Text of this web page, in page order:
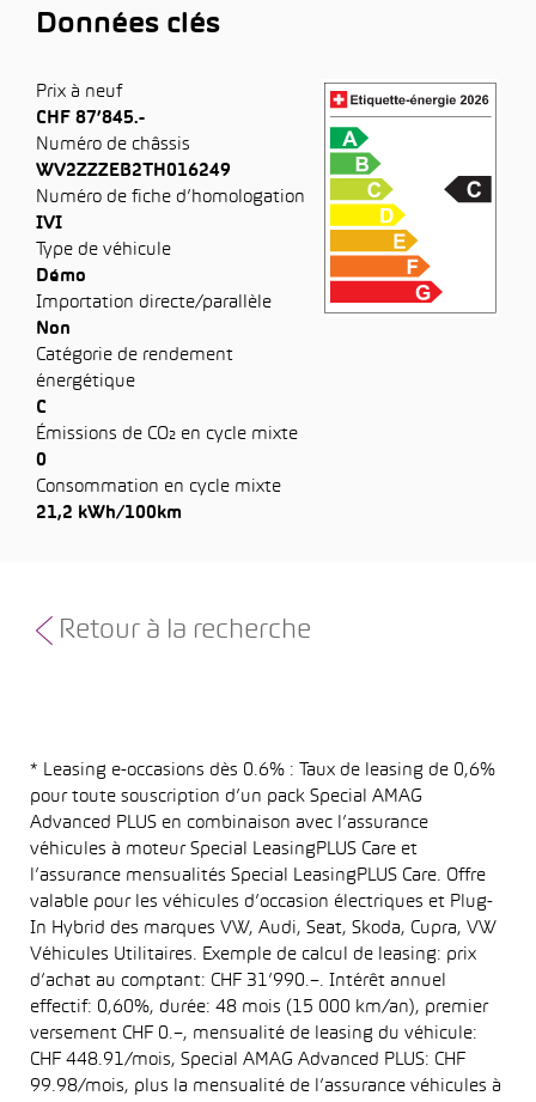
Données clés
Prix à neuf
CHF 87’845.-
Numéro de châssis
WV2ZZZEB2TH016249
Numéro de fiche d’homologation
IVI
Type de véhicule
Démo
Importation directe/parallèle
Non
Catégorie de rendement
énergétique
C
Émissions de CO₂ en cycle mixte
0
Consommation en cycle mixte
21,2 kWh/100km
Retour à la recherche
* Leasing e-occasions dès 0.6% : Taux de leasing de 0,6%
pour toute souscription d’un pack Special AMAG
Advanced PLUS en combinaison avec l’assurance
véhicules à moteur Special LeasingPLUS Care et
l’assurance mensualités Special LeasingPLUS Care. Offre
valable pour les véhicules d’occasion électriques et Plug-
In Hybrid des marques VW, Audi, Seat, Skoda, Cupra, VW
Véhicules Utilitaires. Exemple de calcul de leasing: prix
d’achat au comptant: CHF 31’990.–. Intérêt annuel
effectif: 0,60%, durée: 48 mois (15 000 km/an), premier
versement CHF 0.–, mensualité de leasing du véhicule:
CHF 448.91/mois, Special AMAG Advanced PLUS: CHF
99.98/mois, plus la mensualité de l’assurance véhicules à